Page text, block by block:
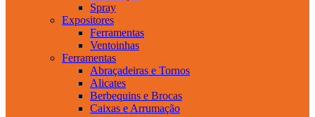
Spray
Expositores
Ferramentas
Ventoinhas
Ferramentas
Abraçadeiras e Tornos
Alicates
Berbequins e Brocas
Caixas e Arrumação